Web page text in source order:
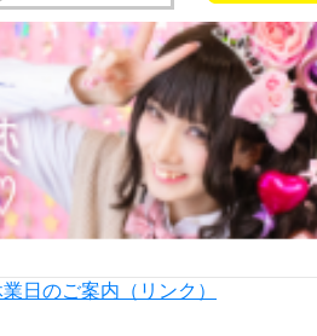
日のご案内（リンク）